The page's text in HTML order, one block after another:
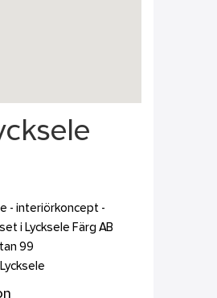
- interiörkoncept -
i Lycksele Färg AB
99
Lycksele